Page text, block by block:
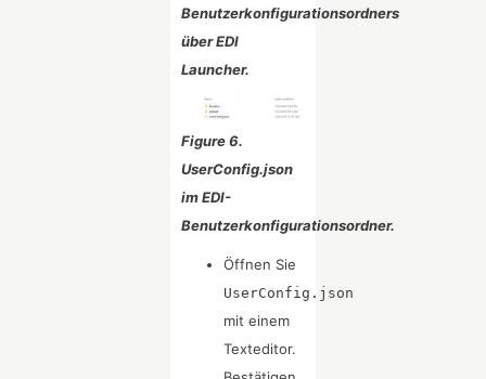
Benutzerkonfigurationsordners
über EDI
Launcher.
Figure 6.
UserConfig.json
im EDI-
Benutzerkonfigurationsordner.
Öffnen Sie
UserConfig.json
mit einem
Texteditor.